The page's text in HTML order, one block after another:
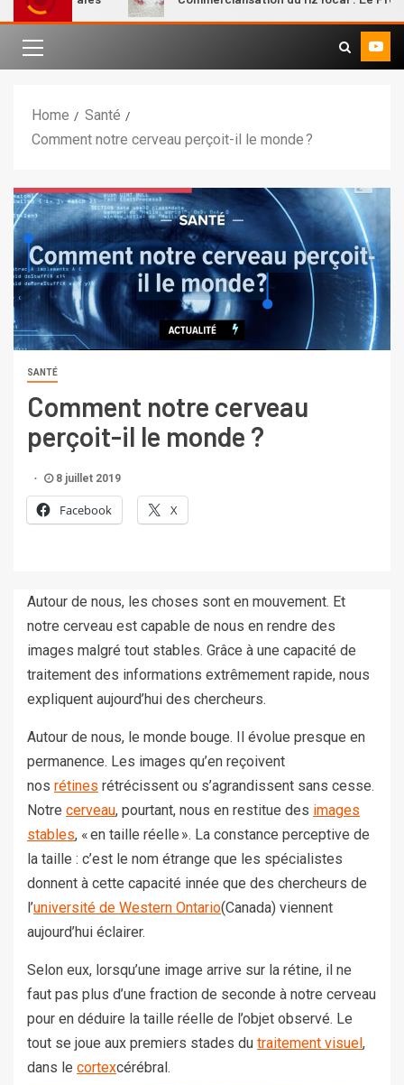
Home
Santé
Comment notre cerveau perçoit-il le monde ?
SANTÉ
Comment notre cerveau
perçoit-il le monde ?
8 juillet 2019
Facebook X
Autour de nous, les choses sont en mouvement. Et
notre cerveau est capable de nous en rendre des
images malgré tout stables. Grâce à une capacité de
traitement des informations extrêmement rapide, nous
expliquent aujourd’hui des chercheurs.
Autour de nous, le monde bouge. Il évolue presque en
permanence. Les images qu’en reçoivent
nos rétines rétrécissent ou s’agrandissent sans cesse.
Notre cerveau, pourtant, nous en restitue des images
stables, « en taille réelle ». La constance perceptive de
la taille : c’est le nom étrange que les spécialistes
donnent à cette capacité innée que des chercheurs de
l’université de Western Ontario(Canada) viennent
aujourd’hui éclairer.
Selon eux, lorsqu’une image arrive sur la rétine, il ne
faut pas plus d’une fraction de seconde à notre cerveau
pour en déduire la taille réelle de l’objet observé. Le
tout se joue aux premiers stades du traitement visuel,
dans le cortexcérébral.